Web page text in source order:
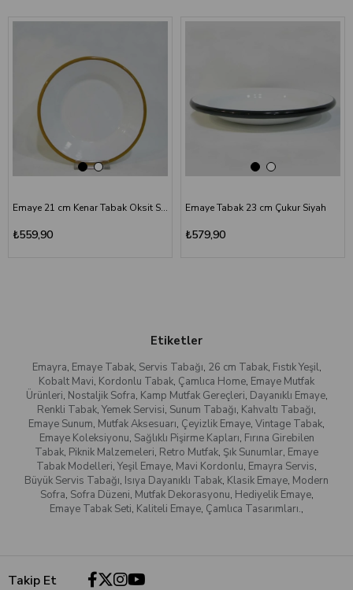
Emaye 21 cm Kenar Tabak Oksit Sarı
₺559,90
Emaye Tabak 23 cm Çukur Siyah
₺579,90
Etiketler
Emayra, Emaye Tabak, Servis Tabağı, 26 cm Tabak, Fıstık Yeşil,
Kobalt Mavi, Kordonlu Tabak, Çamlıca Home, Emaye Mutfak
Ürünleri, Nostaljik Sofra, Kamp Mutfak Gereçleri, Dayanıklı Emaye,
Renkli Tabak, Yemek Servisi, Sunum Tabağı, Kahvaltı Tabağı,
Emaye Sunum, Mutfak Aksesuarı, Çeyizlik Emaye, Vintage Tabak,
Emaye Koleksiyonu, Sağlıklı Pişirme Kapları, Fırına Girebilen
Tabak, Piknik Malzemeleri, Retro Mutfak, Şık Sunumlar, Emaye
Tabak Modelleri, Yeşil Emaye, Mavi Kordonlu, Emayra Servis,
Büyük Servis Tabağı, Isıya Dayanıklı Tabak, Klasik Emaye, Modern
Sofra, Sofra Düzeni, Mutfak Dekorasyonu, Hediyelik Emaye,
Emaye Tabak Seti, Kaliteli Emaye, Çamlıca Tasarımları.,
Takip Et